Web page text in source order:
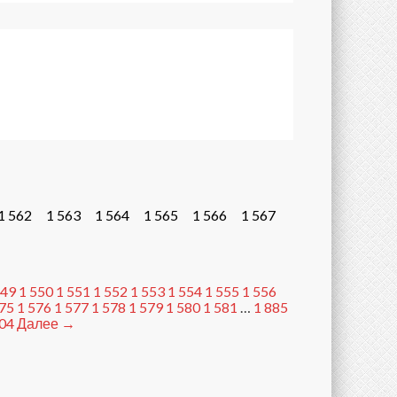
562 1 563 1 564 1 565 1 566 1 567
1 550 1 551 1 552 1 553 1 554 1 555 1 556
1 576 1 577 1 578 1 579 1 580 1 581 … 1 885
Далее →